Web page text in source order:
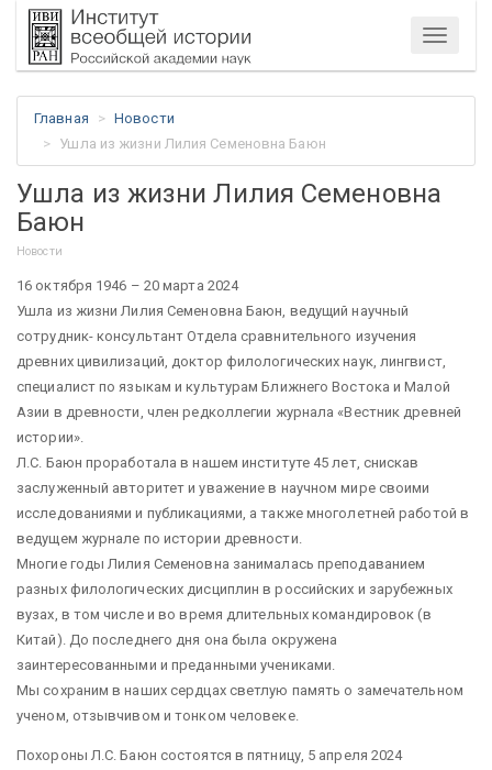
Меню
Главная
Новости
Ушла из жизни Лилия Семеновна Баюн
Ушла из жизни Лилия Семеновна
Баюн
Новости
16 октября 1946 – 20 марта 2024
Ушла из жизни Лилия Семеновна Баюн, ведущий научный
сотрудник- консультант Отдела сравнительного изучения
древних цивилизаций, доктор филологических наук, лингвист,
специалист по языкам и культурам Ближнего Востока и Малой
Азии в древности, член редколлегии журнала «Вестник древней
истории».
Л.С. Баюн проработала в нашем институте 45 лет, снискав
заслуженный авторитет и уважение в научном мире своими
исследованиями и публикациями, а также многолетней работой в
ведущем журнале по истории древности.
Многие годы Лилия Семеновна занималась преподаванием
разных филологических дисциплин в российских и зарубежных
вузах, в том числе и во время длительных командировок (в
Китай). До последнего дня она была окружена
заинтересованными и преданными учениками.
Мы сохраним в наших сердцах светлую память о замечательном
ученом, отзывчивом и тонком человеке.
Похороны Л.С. Баюн состоятся в пятницу, 5 апреля 2024